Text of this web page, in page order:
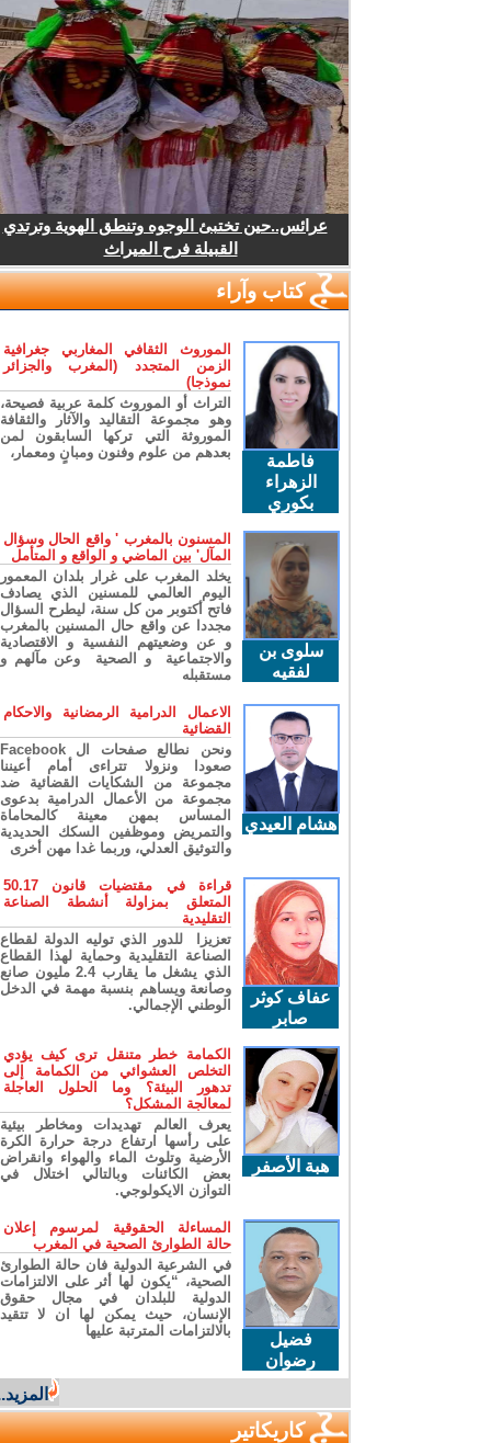
عرائس..حين تختبئ الوجوه وتنطق الهوية وترتدي
القبيلة فرح الميراث
كتاب وآراء
فاطمة
الزهراء
بكوري
الموروث الثقافي المغاربي جغرافية
الزمن المتجدد (المغرب والجزائر
نموذجا)
التراث أو الموروث كلمة عربية فصيحة،
وهو مجموعة التقاليد والآثار والثقافة
الموروثة التي تركها السابقون لمن
بعدهم من علوم وفنون ومبانٍ ومعمار،
سلوى بن
لفقيه
المسنون بالمغرب ' واقع الحال وسؤال
المآل' بين الماضي و الواقع و المتأمل
يخلد المغرب على غرار بلدان المعمور
اليوم العالمي للمسنين الذي يصادف
فاتح أكتوبر من كل سنة، ليطرح السؤال
مجددا عن واقع حال المسنين بالمغرب
و عن وضعيتهم النفسية و الاقتصادية
والاجتماعية و الصحية وعن مآلهم و
مستقبله
هشام العيدي
الاعمال الدرامية الرمضانية والاحكام
القضائية
ونحن نطالع صفحات ال Facebook
صعودا ونزولا تتراءى أمام أعيننا
مجموعة من الشكايات القضائية ضد
مجموعة من الأعمال الدرامية بدعوى
المساس بمهن معينة كالمحاماة
والتمريض وموظفين السكك الحديدية
والتوثيق العدلي، وربما غدا مهن أخرى
عفاف كوثر
صابر
قراءة في مقتضيات قانون 50.17
المتعلق بمزاولة أنشطة الصناعة
التقليدية
تعزيزا للدور الذي توليه الدولة لقطاع
الصناعة التقليدية وحماية لهذا القطاع
الذي يشغل ما يقارب 2.4 مليون صانع
وصانعة ويساهم بنسبة مهمة في الدخل
الوطني الإجمالي.
هبة الأصفر
الكمامة خطر متنقل ترى كيف يؤدي
التخلص العشوائي من الكمامة إلى
تدهور البيئة؟ وما الحلول العاجلة
لمعالجة المشكل؟
يعرف العالم تهديدات ومخاطر بيئية
على رأسها ارتفاع درجة حرارة الكرة
الأرضية وتلوث الماء والهواء وانقراض
بعض الكائنات وبالتالي اختلال في
التوازن الايكولوجي.
فضيل
رضوان
المساءلة الحقوقية لمرسوم إعلان
حالة الطوارئ الصحية في المغرب
في الشرعية الدولية فان حالة الطوارئ
الصحية، “يكون لها أثر على الالتزامات
الدولية للبلدان في مجال حقوق
الإنسان، حيث يمكن لها ان لا تتقيد
بالالتزامات المترتبة عليها
المزيد...
كاريكاتير